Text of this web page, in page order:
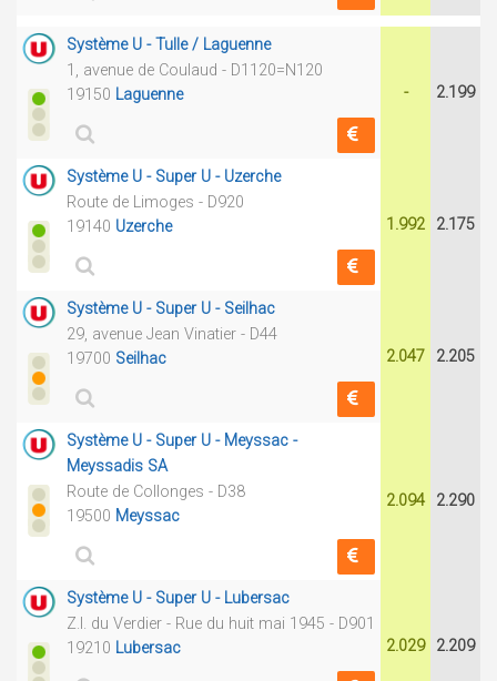
Système U - Tulle / Laguenne
1, avenue de Coulaud - D1120=N120
19150 Laguenne - 2.199
Système U - Super U - Uzerche
Route de Limoges - D920
19140 Uzerche 1.992 2.175
Système U - Super U - Seilhac
29, avenue Jean Vinatier - D44
19700 Seilhac 2.047 2.205
Système U - Super U - Meyssac -
Meyssadis SA
Route de Collonges - D38
19500 Meyssac
2.094 2.290
Système U - Super U - Lubersac
Z.I. du Verdier - Rue du huit mai 1945 - D901
19210 Lubersac 2.029 2.209